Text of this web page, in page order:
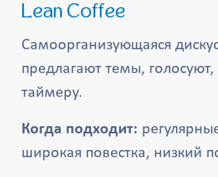
Lean Coffee
Самоорганизующаяся
предлагают темы,
таймеру.
Когда подходит:
широкая повестка, низкий